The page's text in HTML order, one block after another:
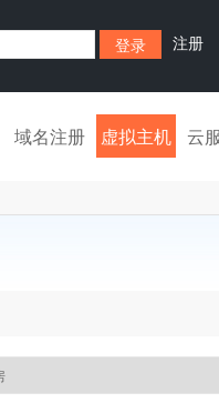
注册
域名注册 虚拟主机 云